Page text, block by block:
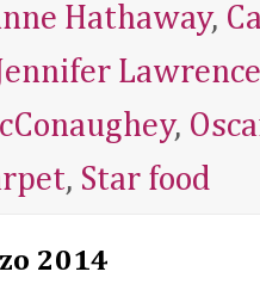
Hathaway,
Lawrence
,
, Star food
2014